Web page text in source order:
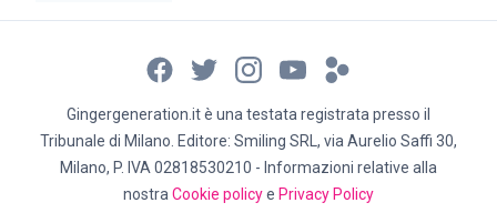
Gingergeneration.it è una testata registrata presso il
Tribunale di Milano. Editore: Smiling SRL, via Aurelio Saffi 30,
Milano, P. IVA 02818530210 - Informazioni relative alla
nostraCookie policye Privacy Policy